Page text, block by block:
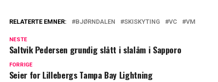
RELATERTE EMNER: BJØRNDALEN SKISKYTING VC VM
NESTE
Saltvik Pedersen grundig slått i slalåm i Sapporo
FORRIGE
Seier for Lillebergs Tampa Bay Lightning